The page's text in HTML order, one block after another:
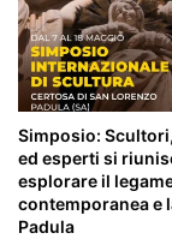
Simposio:
ed esperti si
esplorare il
contemporanea e
Padula